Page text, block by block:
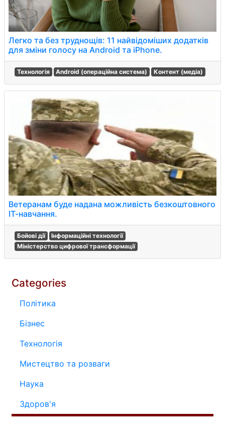
Легко та без труднощів: 11 найвідоміших додатків
для зміни голосу на Android та iPhone.
Технологія Android (операційна система) Контент (медіа)
Ветеранам буде надана можливість безкоштовного
ІТ-навчання.
Бойові дії
Інформаційні технології
Міністерство цифрової трансформації
Categories
Політика
Бізнес
Технологія
Мистецтво та розваги
Наука
Здоров'я